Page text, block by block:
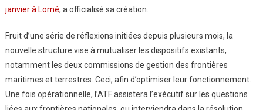
janvier à Lomé, a officialisé sa création.
Fruit d’une série de réflexions initiées depuis plusieurs mois, la
nouvelle structure vise à mutualiser les dispositifs existants,
notamment les deux commissions de gestion des frontières
maritimes et terrestres. Ceci, afin d’optimiser leur fonctionnement.
Une fois opérationnelle, l’ATF assistera l’exécutif sur les questions